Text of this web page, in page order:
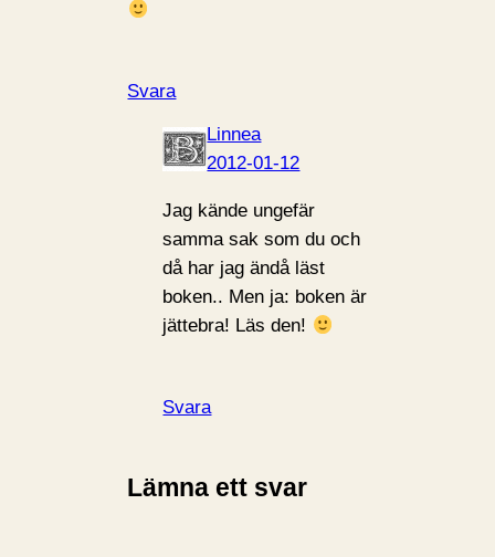
Svara
Linnea
2012-01-12
Jag kände ungefär
samma sak som du och
då har jag ändå läst
boken.. Men ja: boken är
jättebra! Läs den!
Svara
Lämna ett svar